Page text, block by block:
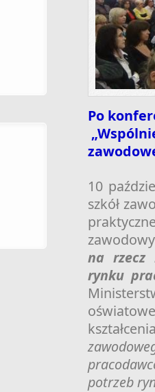
Po
10
szkół
na rzecz
rynku
potrzeb